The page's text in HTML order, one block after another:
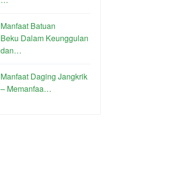
Manfaat Batuan
Beku Dalam Keunggulan
dan…
Manfaat Daging Jangkrik
– Memanfaa…